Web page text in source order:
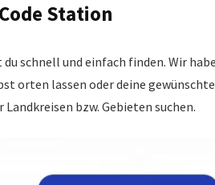
Station
du schnell und einfach finden. Wir
orten lassen oder deine
bzw. Gebieten suchen.